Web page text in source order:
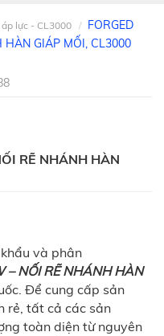
lực - CL3000
FORGED
GIÁP MỐI, CL3000
RẼ NHÁNH HÀN
và phân
– NỐI RẼ NHÁNH HÀN
Để cung cấp sản
rẻ, tất cả các sản
toàn diện từ nguyên